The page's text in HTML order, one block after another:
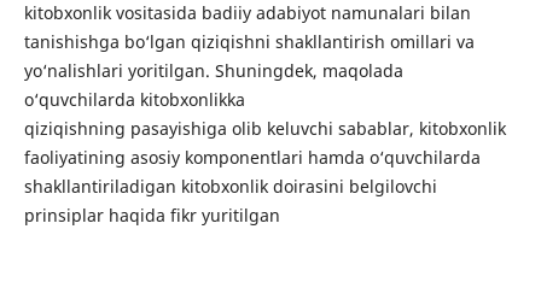
kitobxonlik vositasida badiiy adabiyot namunalari bilan
tanishishga bo‘lgan qiziqishni shakllantirish omillari va
yo‘nalishlari yoritilgan. Shuningdek, maqolada
o‘quvchilarda kitobxonlikka
qiziqishning pasayishiga olib keluvchi sabablar, kitobxonlik
faoliyatining asosiy komponentlari hamda o‘quvchilarda
shakllantiriladigan kitobxonlik doirasini belgilovchi
prinsiplar haqida fikr yuritilgan